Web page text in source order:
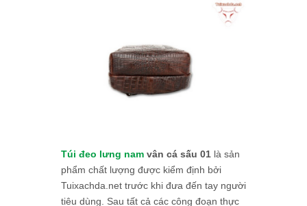
Túi đeo lưng nam vân cá sấu 01 là sản
phẩm chất lượng được kiểm định bởi
Tuixachda.net trước khi đưa đến tay người
tiêu dùng. Sau tất cả các công đoạn thực